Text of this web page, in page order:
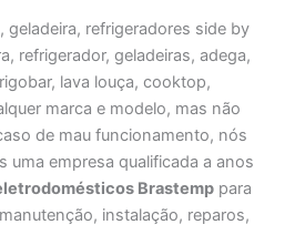
geladeira, refrigeradores side by
refrigerador, geladeiras, adega,
lava louça, cooktop,
marca e modelo, mas não
de mau funcionamento, nós
uma empresa qualificada a anos
Brastemp para
instalação, reparos,